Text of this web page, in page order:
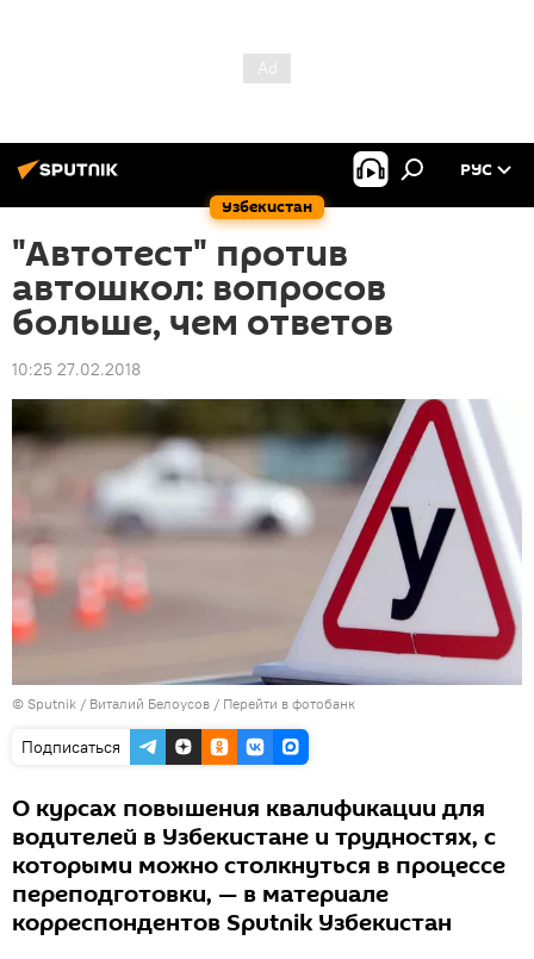
Узбекистан
РУС
"Автотест" против
автошкол: вопросов
больше, чем ответов
10:25 27.02.2018
© Sputnik / Виталий Белоусов / Перейти в фотобанк
Подписаться
О курсах повышения квалификации для
водителей в Узбекистане и трудностях, с
которыми можно столкнуться в процессе
переподготовки, — в материале
корреспондентов Sputnik Узбекистан